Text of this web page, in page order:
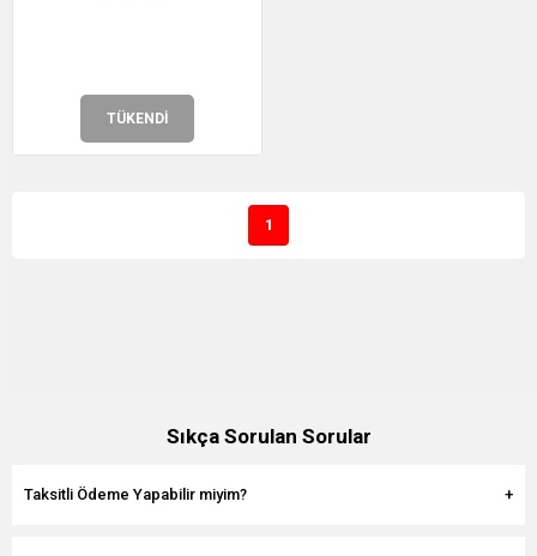
TÜKENDI
1
Sıkça Sorulan Sorular
Taksitli Ödeme Yapabilir miyim?